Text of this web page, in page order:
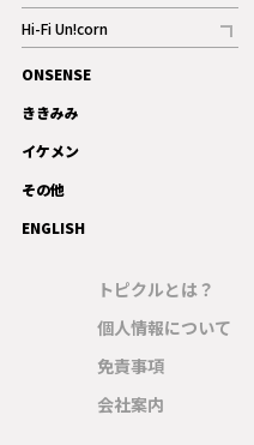
記事
Hi-Fi Un!corn
記事
ギャラリー
ONSENSE
ききみみ
イケメン
その他
ENGLISH
トピクルとは？
個人情報について
免責事項
会社案内